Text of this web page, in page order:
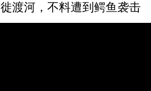
渡河，不料遭到鳄鱼袭击